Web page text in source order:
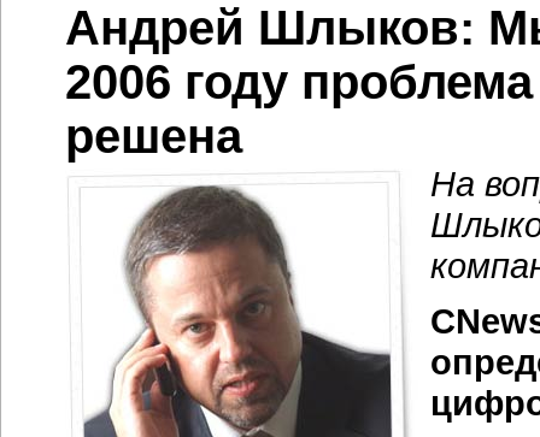
Андрей Шлыков:
2006 году
решена
На